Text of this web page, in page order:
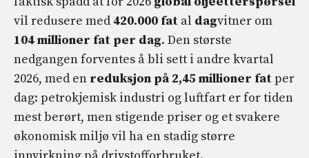
vil redusere med 420.000 fat al dagvitner om
104 millioner fat per dag. Den største
nedgangen forventes å bli sett i andre kvartal
2026, med en reduksjon på 2,45 millioner fatper
dag: petrokjemisk industri og luftfart er for tiden
mest berørt, men stigende priser og et svakere
økonomisk miljø vil ha en stadig større